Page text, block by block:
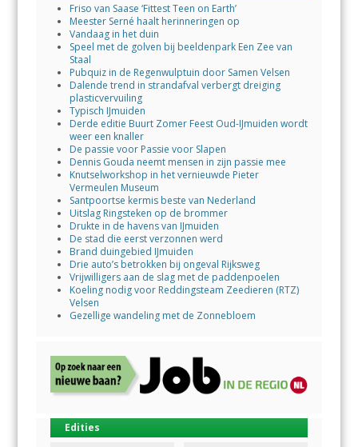
Friso van Saase ‘Fittest Teen on Earth’
Meester Serné haalt herinneringen op
Vandaag in het duin
Speel met de golven bij beeldenpark Een Zee van
Staal
Pubquiz in de Regenwulptuin door Samen Velsen
Dalende trend in strandafval verbergt dreiging
plasticvervuiling
Typisch IJmuiden
Derde editie Buurt Zomer Feest Oud-IJmuiden wordt
weer een knaller
De passie voor Passie voor Slapen
Dennis Gouda neemt mensen in zijn passie mee
Knutselworkshop in het vernieuwde Pieter
Vermeulen Museum
Santpoortse kermis beste van Nederland
Uitslag Ringsteken op de brommer
Drukte in de havens van IJmuiden
De stad die eerst verzonnen werd
Brand duingebied IJmuiden
Drie auto’s betrokken bij ongeval Rijksweg
Vrijwilligers aan de slag met de paddenpoelen
Koeling nodig voor Reddingsteam Zeedieren (RTZ)
Velsen
Gezellige wandeling met de Zonnebloem
Edities